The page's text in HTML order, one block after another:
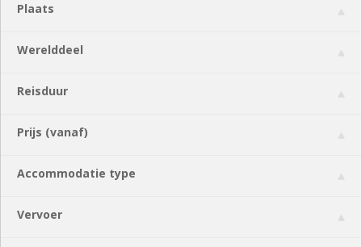
Plaats
Werelddeel
Reisduur
Prijs (vanaf)
Accommodatie type
Vervoer